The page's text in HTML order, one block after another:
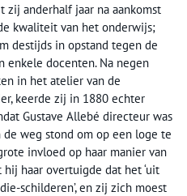
zij anderhalf jaar na aankomst
kwaliteit van het onderwijs;
destijds in opstand tegen de
enkele docenten. Na negen
in het atelier van de
keerde zij in 1880 echter
Gustave Allebé directeur was
weg stond om op een loge te
invloed op haar manier van
haar overtuigde dat het ‘uit
schilderen’, en zij zich moest